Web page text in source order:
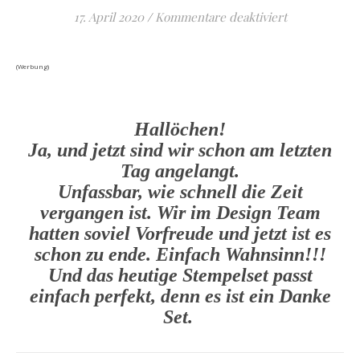
17. April 2020 / Kommentare deaktiviertfür
(Werbung)
Hallöchen!
Ja, und jetzt sind wir schon am letzten
Tag angelangt.
Unfassbar, wie schnell die Zeit
vergangen ist. Wir im Design Team
hatten soviel Vorfreude und jetzt ist es
schon zu ende. Einfach Wahnsinn!!!
Und das heutige Stempelset passt
einfach perfekt, denn es ist ein Danke
Set.